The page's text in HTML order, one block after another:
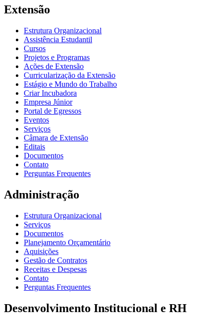
Extensão
Estrutura Organizacional
Assistência Estudantil
Cursos
Projetos e Programas
Ações de Extensão
Curricularização da Extensão
Estágio e Mundo do Trabalho
Criar Incubadora
Empresa Júnior
Portal de Egressos
Eventos
Serviços
Câmara de Extensão
Editais
Documentos
Contato
Perguntas Frequentes
Administração
Estrutura Organizacional
Serviços
Documentos
Planejamento Orçamentário
Aquisições
Gestão de Contratos
Receitas e Despesas
Contato
Perguntas Frequentes
Desenvolvimento Institucional e RH